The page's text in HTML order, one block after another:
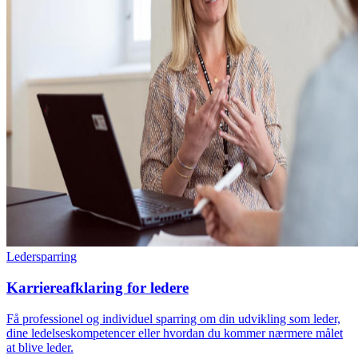
Ledersparring
Karriereafklaring for ledere
Få professionel og individuel sparring om din udvikling som leder,
dine ledelseskompetencer eller hvordan du kommer nærmere målet
at blive leder.